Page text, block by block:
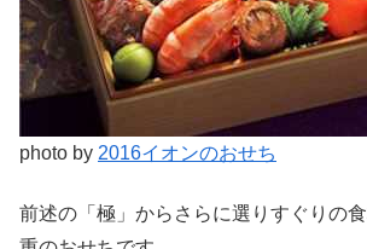
photo by 2016イオンのおせち
前述の「極」からさらに選りすぐりの